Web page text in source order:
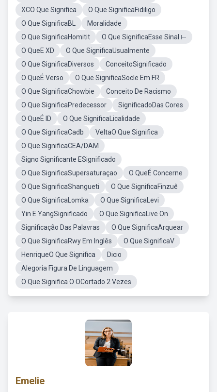
XCO Que Significa
O Que SignificaFidiligo
O Que SignificaBL
Moralidade
O Que SignificaHomitit
O Que SignificaEsse Sinal ⊢
O QueE XD
O Que SignificaUsualmente
O Que SignificaDiversos
ConceitoSignificado
O QueÉ Verso
O Que SignificaSocle Em FR
O Que SignificaChowbie
Conceito De Racismo
O Que SignificaPredecessor
SignificadoDas Cores
O QueÉ ID
O Que SignificaLicalidade
O Que SignificaCadb
VeltaO Que Significa
O Que SignificaCEA/DAM
Signo Significante ESignificado
O Que SignificaSupersaturaçao
O QueÉ Concerne
O Que SignificaShangueti
O Que SignificaFinzuê
O Que SignificaLomka
O Que SignificaLevi
Yin E YangSignificado
O Que SignificaLive On
Significação Das Palavras
O Que SignificaArquear
O Que SignificaRwy Em Inglês
O Que SignificaV
HenriqueO Que Significa
Dicio
Alegoria Figura De Linguagem
O Que Significa O OCortado 2 Vezes
Emelie